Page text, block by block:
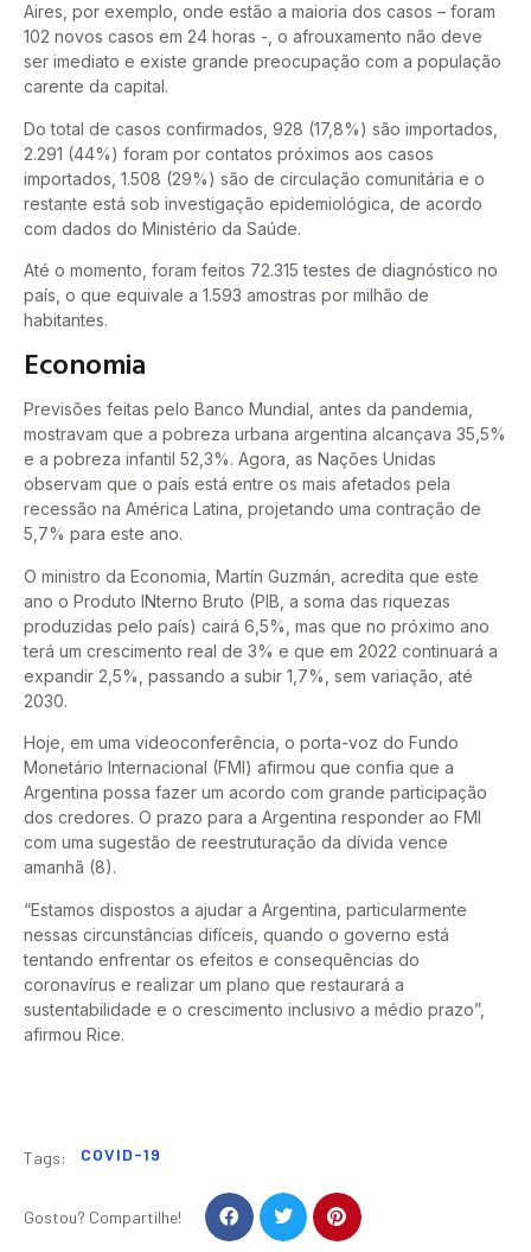
Aires, por exemplo, onde estão a maioria dos casos – foram
102 novos casos em 24 horas -, o afrouxamento não deve
ser imediato e existe grande preocupação com a população
carente da capital.
Do total de casos confirmados, 928 (17,8%) são importados,
2.291 (44%) foram por contatos próximos aos casos
importados, 1.508 (29%) são de circulação comunitária e o
restante está sob investigação epidemiológica, de acordo
com dados do Ministério da Saúde.
Até o momento, foram feitos 72.315 testes de diagnóstico no
país, o que equivale a 1.593 amostras por milhão de
habitantes.
Economia
Previsões feitas pelo Banco Mundial, antes da pandemia,
mostravam que a pobreza urbana argentina alcançava 35,5%
e a pobreza infantil 52,3%. Agora, as Nações Unidas
observam que o país está entre os mais afetados pela
recessão na América Latina, projetando uma contração de
5,7% para este ano.
O ministro da Economia, Martín Guzmán, acredita que este
ano o Produto INterno Bruto (PIB, a soma das riquezas
produzidas pelo país) cairá 6,5%, mas que no próximo ano
terá um crescimento real de 3% e que em 2022 continuará a
expandir 2,5%, passando a subir 1,7%, sem variação, até
2030.
Hoje, em uma videoconferência, o porta-voz do Fundo
Monetário Internacional (FMI) afirmou que confia que a
Argentina possa fazer um acordo com grande participação
dos credores. O prazo para a Argentina responder ao FMI
com uma sugestão de reestruturação da dívida vence
amanhã (8).
“Estamos dispostos a ajudar a Argentina, particularmente
nessas circunstâncias difíceis, quando o governo está
tentando enfrentar os efeitos e consequências do
coronavírus e realizar um plano que restaurará a
sustentabilidade e o crescimento inclusivo a médio prazo”,
afirmou Rice.
Tags: COVID-19
Gostou? Compartilhe!